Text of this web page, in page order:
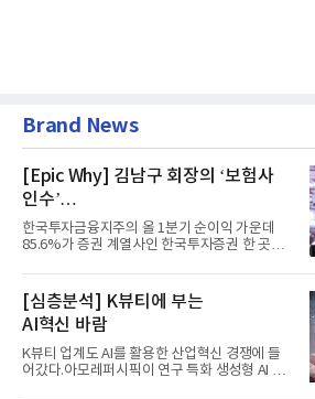
Brand News
[Epic Why] 김남구 회장의 ‘보험사
인수’
발걸음이 신중해진 배경은?
한국투자금융지주의 올 1분기 순이익 가운데
85.6%가 증권 계열사인 한국투자증권 한 곳에
[심층분석] K뷰티에 부는
AI혁신 바람
K뷰티 업계도 AI를 활용한 산업혁신 경쟁에 들
어갔다.아모레퍼시픽이 연구 특화 생성형 AI 플